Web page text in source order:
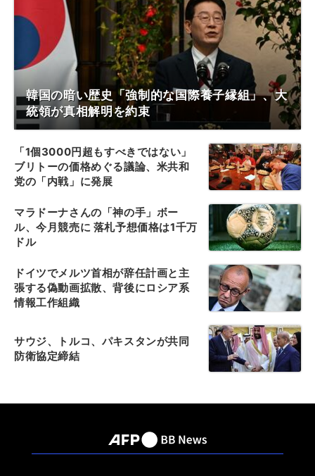
韓国の暗い歴史「強制的な国際養子縁組」、大
統領が真相解明を約束
「1個3000円超もすべきではない」
ブリトーの価格めぐる議論、米共和
党の「内戦」に発展
マラドーナさんの「神の手」ボー
ル、今月競売に 落札予想価格は1千万
ドル
ドイツでメルツ首相が辞任計画と主
張する偽動画拡散、背後にロシア系
情報工作組織
サウジ、トルコ、パキスタンが共同
防衛協定締結